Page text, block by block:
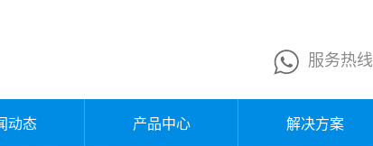
服务热线
动态 产品中心 解决方案